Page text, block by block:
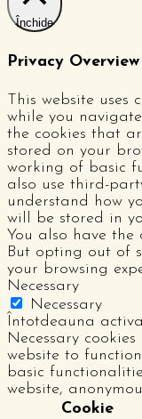
Închide
Privacy Overview
This website uses
while you
the cookies that
stored on your
working of basic
also use third-
understand how
will be stored in
You also have the
But opting out of
your browsing
Necessary
Necessary
Întotdeauna
Necessary
website to
basic
website,
Cookie